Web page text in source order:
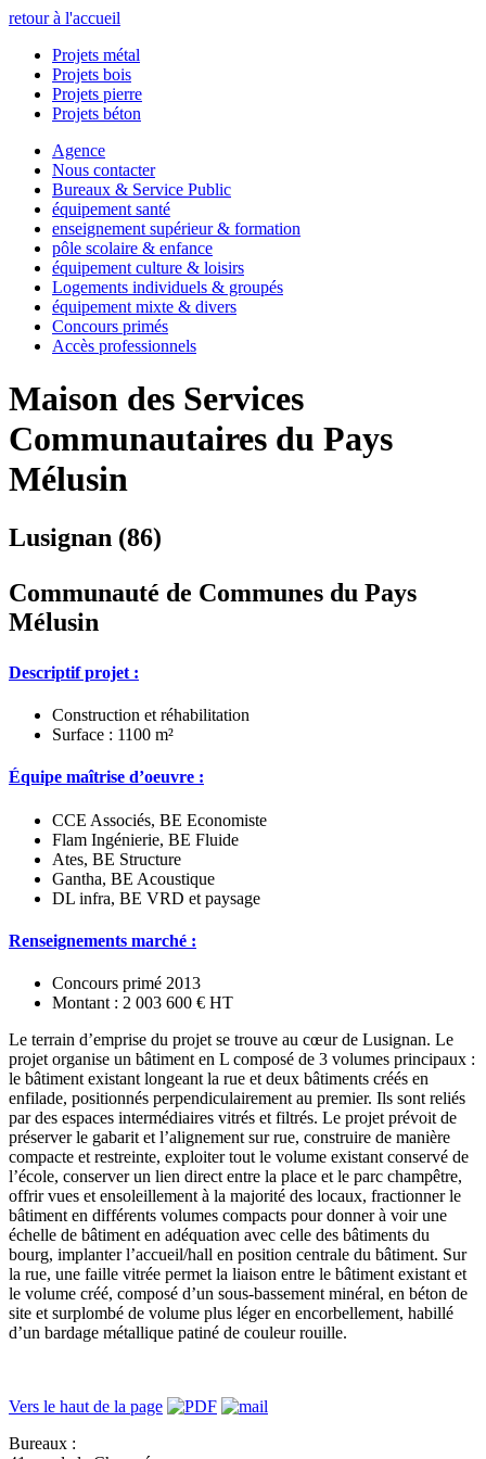
retour à l'accueil
Projets métal
Projets bois
Projets pierre
Projets béton
Agence
Nous contacter
Bureaux & Service Public
équipement santé
enseignement supérieur & formation
pôle scolaire & enfance
équipement culture & loisirs
Logements individuels & groupés
équipement mixte & divers
Concours primés
Accès professionnels
Maison des Services
Communautaires du Pays
Mélusin
Lusignan (86)
Communauté de Communes du Pays
Mélusin
Descriptif projet :
Construction et réhabilitation
Surface : 1100 m²
Équipe maîtrise d’oeuvre :
CCE Associés, BE Economiste
Flam Ingénierie, BE Fluide
Ates, BE Structure
Gantha, BE Acoustique
DL infra, BE VRD et paysage
Renseignements marché :
Concours primé 2013
Montant : 2 003 600 € HT
Le terrain d’emprise du projet se trouve au cœur de Lusignan. Le
projet organise un bâtiment en L composé de 3 volumes principaux :
le bâtiment existant longeant la rue et deux bâtiments créés en
enfilade, positionnés perpendiculairement au premier. Ils sont reliés
par des espaces intermédiaires vitrés et filtrés. Le projet prévoit de
préserver le gabarit et l’alignement sur rue, construire de manière
compacte et restreinte, exploiter tout le volume existant conservé de
l’école, conserver un lien direct entre la place et le parc champêtre,
offrir vues et ensoleillement à la majorité des locaux, fractionner le
bâtiment en différents volumes compacts pour donner à voir une
échelle de bâtiment en adéquation avec celle des bâtiments du
bourg, implanter l’accueil/hall en position centrale du bâtiment. Sur
la rue, une faille vitrée permet la liaison entre le bâtiment existant et
le volume créé, composé d’un sous-bassement minéral, en béton de
site et surplombé de volume plus léger en encorbellement, habillé
d’un bardage métallique patiné de couleur rouille.
Vers le haut de la page
Bureaux :